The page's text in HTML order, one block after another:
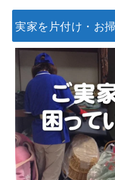
実家を片付け・お